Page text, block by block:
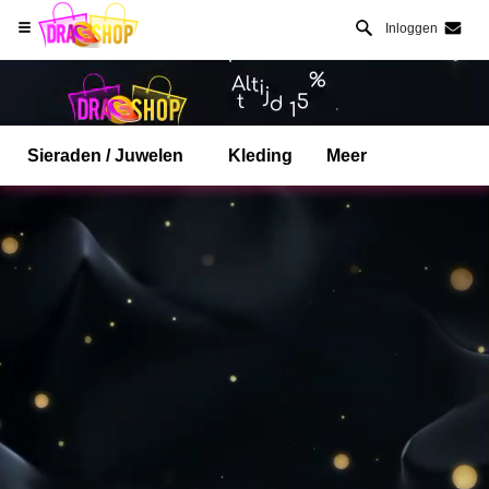
Inloggen
Sieraden / Juwelen Kleding Meer
Open Safari menu.
of klik de safari knop zoals hiernaast getoont
en klik TOEVOEGEN AAN BUREAUBLAD